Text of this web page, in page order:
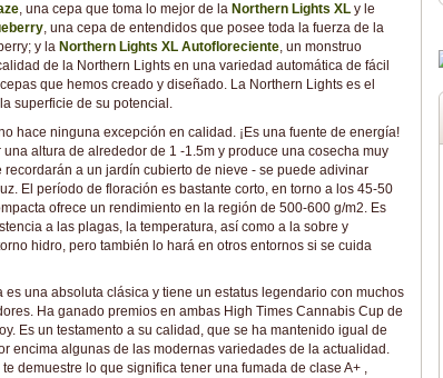
, una cepa que toma lo mejor de la Northern Lights XLy le
, una cepa de entendidos que posee toda la fuerza de la
y la Northern Lights XL Autofloreciente, un monstruo
de la Northern Lights en una variedad automática de fácil
que hemos creado y diseñado. La Northern Lights es el
superficie de su potencial.
hace ninguna excepción en calidad. ¡Es una fuente de energía!
altura de alrededor de 1 -1.5m y produce una cosecha muy
a un jardín cubierto de nieve - se puede adivinar
El período de floración es bastante corto, en torno a los 45-50
ofrece un rendimiento en la región de 500-600 g/m2. Es
a las plagas, la temperatura, así como a la sobre y
hidro, pero también lo hará en otros entornos si se cuida
una absoluta clásica y tiene un estatus legendario con muchos
Ha ganado premios en ambas High Times Cannabis Cup de
Es un testamento a su calidad, que se ha mantenido igual de
encima algunas de las modernas variedades de la actualidad.
demuestre lo que significa tener una fumada de clase A+ ,